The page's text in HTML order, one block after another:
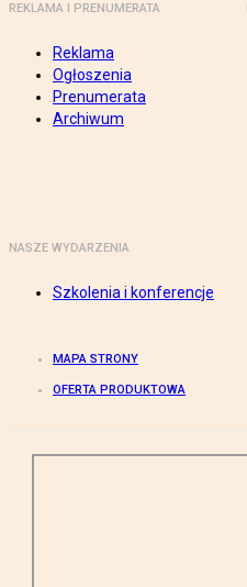
REKLAMA I PRENUMERATA
Reklama
Ogłoszenia
Prenumerata
Archiwum
NASZE WYDARZENIA
Szkolenia i konferencje
MAPA STRONY
OFERTA PRODUKTOWA